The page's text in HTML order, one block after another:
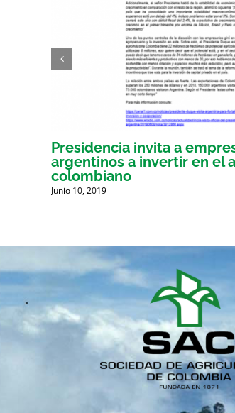
Presidencia invita a
argentinos a invertir en el
colombiano
Junio 10, 2019